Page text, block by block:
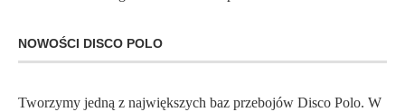
NOWOŚCI DISCO POLO
Tworzymy jedną z największych baz przebojów Disco Polo. W